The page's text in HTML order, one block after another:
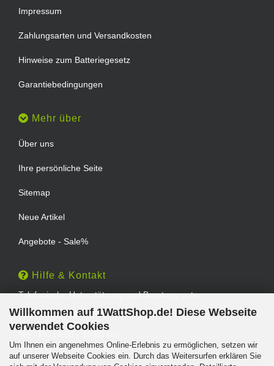
Willkommen auf 1WattShop.de! Diese Webseite
verwendet Cookies
Um Ihnen ein angenehmes Online-Erlebnis zu ermöglichen, setzen wir
auf unserer Webseite Cookies ein. Durch das Weitersurfen erklären Sie
Impressum
Zahlungsarten und Versandkosten
Hinweise zum Batteriegesetz
Garantiebedingungen
Mehr über
Über uns
Ihre persönliche Seite
Sitemap
Neue Artikel
Angebote - Sale%
Hilfe & Kontakt
Telefonische Unterstützung und Beratung unter:
TEL: 0202 - 29994539
Geprüfter Online Shop mit Geld-zurück-Garantie.